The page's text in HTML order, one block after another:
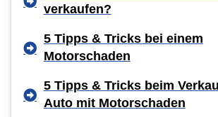
verkaufen?
5 Tipps & Tricks bei einem
Motorschaden
5 Tipps & Tricks beim
Auto mit Motorschaden